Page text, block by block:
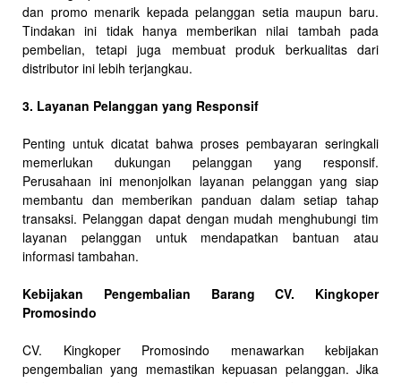
dan promo menarik kepada pelanggan setia maupun baru.
Tindakan ini tidak hanya memberikan nilai tambah pada
pembelian, tetapi juga membuat produk berkualitas dari
distributor ini lebih terjangkau.
3. Layanan Pelanggan yang Responsif
Penting untuk dicatat bahwa proses pembayaran seringkali
memerlukan dukungan pelanggan yang responsif.
Perusahaan ini menonjolkan layanan pelanggan yang siap
membantu dan memberikan panduan dalam setiap tahap
transaksi. Pelanggan dapat dengan mudah menghubungi tim
layanan pelanggan untuk mendapatkan bantuan atau
informasi tambahan.
Kebijakan Pengembalian Barang CV. Kingkoper
Promosindo
CV. Kingkoper Promosindo menawarkan kebijakan
pengembalian yang memastikan kepuasan pelanggan. Jika